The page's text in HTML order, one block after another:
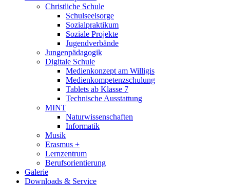
Christliche Schule
Schulseelsorge
Sozialpraktikum
Soziale Projekte
Jugendverbände
Jungenpädagogik
Digitale Schule
Medienkonzept am Willigis
Medienkompetenzschulung
Tablets ab Klasse 7
Technische Ausstattung
MINT
Naturwissenschaften
Informatik
Musik
Erasmus +
Lernzentrum
Berufsorientierung
Galerie
Downloads & Service